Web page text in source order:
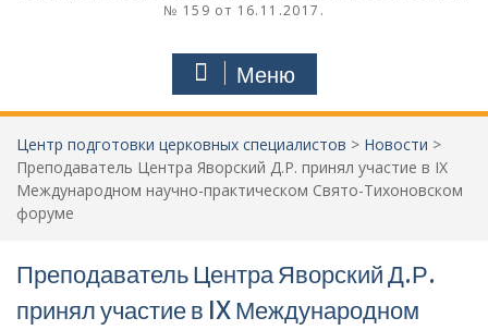
№ 159 от 16.11.2017.
Меню
Центр подготовки церковных специалистов > Новости >
Преподаватель Центра Яворский Д.Р. принял участие в IX
Международном научно-практическом Свято-Тихоновском
форуме
Преподаватель Центра Яворский Д.Р.
принял участие в IX Международном